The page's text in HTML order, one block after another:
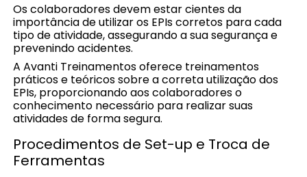
Os colaboradores devem estar cientes da
importância de utilizar os EPIs corretos para cada
tipo de atividade, assegurando a sua segurança e
prevenindo acidentes.
A Avanti Treinamentos oferece treinamentos
práticos e teóricos sobre a correta utilização dos
EPIs, proporcionando aos colaboradores o
conhecimento necessário para realizar suas
atividades de forma segura.
Procedimentos de Set-up e Troca de
Ferramentas